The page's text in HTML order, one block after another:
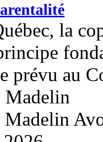
la
prévu au
Madelin